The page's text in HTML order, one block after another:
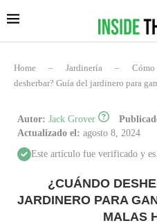
Home – Jardinería – Cómo
desherbar? Guía del jardinero para
Autor: Jack Grover
Actualizado el: agosto 8, 2024
Este artículo fue verificado y es
¿CUÁNDO
JARDINERO PARA
MALAS